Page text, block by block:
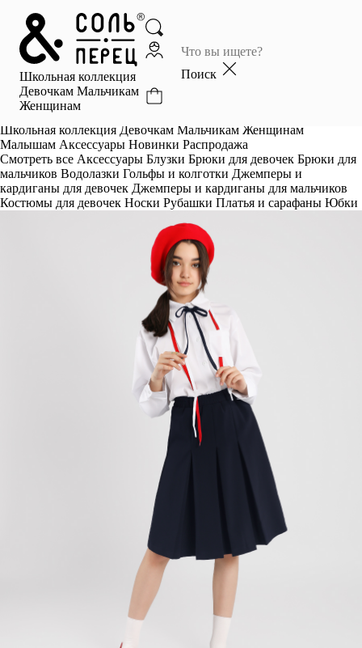
Школьная коллекция
Девочкам Мальчикам
Женщинам
Поиск
Главная
Каталог
Избранное
Школьная коллекция Девочкам Мальчикам Женщинам
Малышам Аксессуары Новинки Распродажа
Смотреть все Аксессуары Блузки Брюки для девочек Брюки для
мальчиков Водолазки Гольфы и колготки Джемперы и
кардиганы для девочек Джемперы и кардиганы для мальчиков
Костюмы для девочек Носки Рубашки Платья и сарафаны Юбки